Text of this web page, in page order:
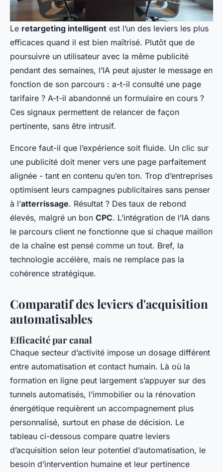
Le retargeting intelligent est l’un des leviers les plus
efficaces quand il est bien maîtrisé. Plutôt que de
poursuivre un utilisateur avec la même publicité
pendant des semaines, l’IA peut ajuster le message en
fonction de son parcours : a-t-il consulté une page
tarifaire ? A-t-il abandonné un formulaire en cours ?
Ces signaux permettent de relancer de façon
pertinente, sans être intrusif.
Encore faut-il que l’expérience soit fluide. Un clic sur
une publicité doit mener vers une page parfaitement
alignée - tant en contenu qu’en ton. Trop d’entreprises
optimisent leurs campagnes publicitaires sans penser
à l’atterrissage. Résultat ? Des taux de rebond
élevés, malgré un bon CPC. L’intégration de l’IA dans
le parcours client ne fonctionne que si chaque maillon
de la chaîne est pensé comme un tout. Bref, la
technologie accélère, mais ne remplace pas la
cohérence stratégique.
Comparatif des leviers d'acquisition
automatisables
Efficacité par canal
Chaque secteur d’activité impose un dosage différent
entre automatisation et contact humain. Là où la
formation en ligne peut largement s’appuyer sur des
tunnels automatisés, l’immobilier ou la rénovation
énergétique requièrent un accompagnement plus
personnalisé, surtout en phase de décision. Le
tableau ci-dessous compare quatre leviers
d’acquisition selon leur potentiel d’automatisation, le
besoin d’intervention humaine et leur pertinence